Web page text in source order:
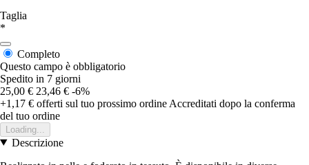
Taglia
*
Completo
Questo campo è obbligatorio
Spedito in 7 giorni
25,00 € 23,46 € -6%
+1,17 € offerti sul tuo prossimo ordine Accreditati dopo la conferma
del tuo ordine
Loading...
Descrizione